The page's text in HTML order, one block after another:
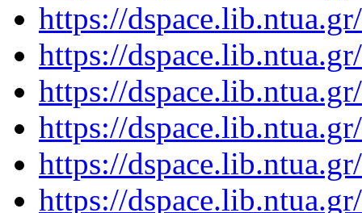
https://
https://
https://
https://
https://
https://